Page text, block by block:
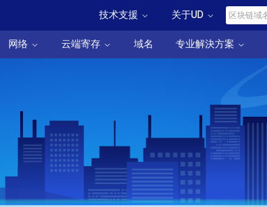
技术支援 关于UD
网络 云端寄存 域名 专业解決方案